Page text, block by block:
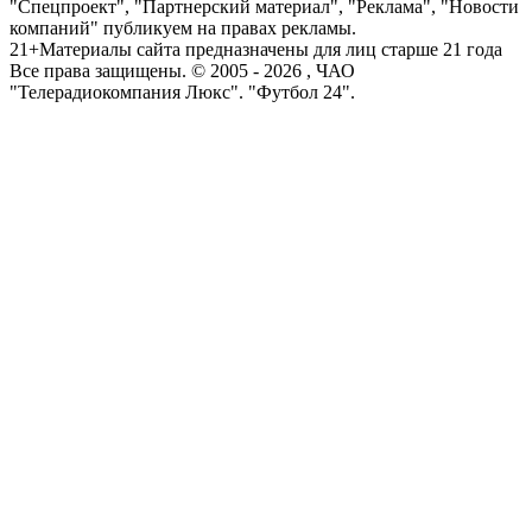
"Спецпроект", "Партнерский материал", "Реклама", "Новости
компаний" публикуем на правах рекламы.
21+Материалы сайта предназначены для лиц старше 21 года
Все права защищены. © 2005 - 2026 , ЧАО
"Телерадиокомпания Люкс". "Футбол 24".